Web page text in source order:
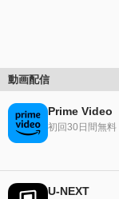
動画配信
Prime Video
初回30日間無料
U-NEXT